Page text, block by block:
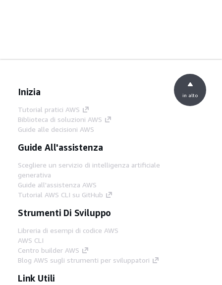
Inizia
Tutorial pratici AWS
Biblioteca di soluzioni AWS
Guide alle decisioni AWS
Guide All'assistenza
Scegliere un servizio di intelligenza artificiale
generativa
Guide all'assistenza AWS
Tutorial AWS CLI su GitHub
Strumenti Di Sviluppo
Libreria di esempi di codice AWS
AWS CLI
Centro builder AWS
Blog AWS sugli strumenti per sviluppatori
Link Utili
in alto